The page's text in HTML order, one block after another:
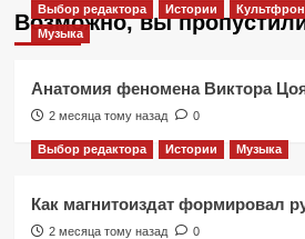
Возможно, вы
Выбор редактора Истории
Музыка
Анатомия феномена Виктора
2 месяца тому назад 0
Выбор редактора Истории Музыка
Как магнитоиздат формировал
2 месяца тому назад 0